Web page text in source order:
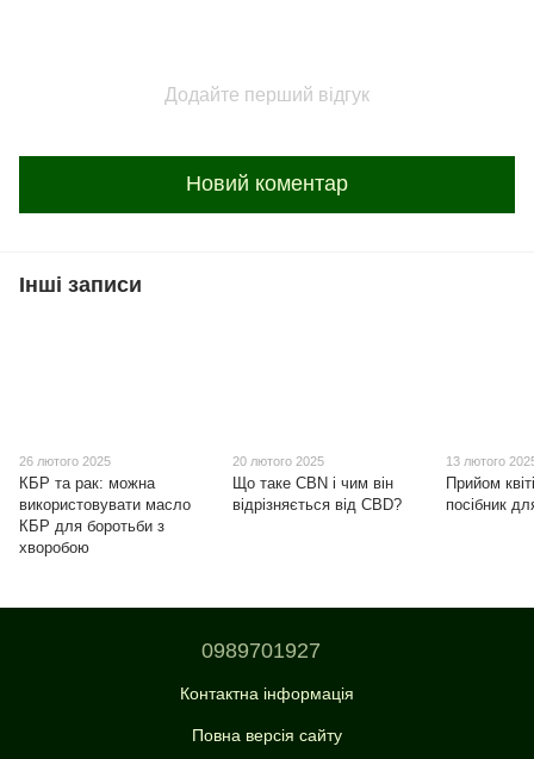
Додайте перший відгук
Новий коментар
Інші записи
26 лютого 2025
КБР та рак: можна
використовувати масло
КБР для боротьби з
хворобою
20 лютого 2025
Що таке CBN і чим він
відрізняється від CBD?
13 лютого
Прийом
посібник
0989701927
Контактна інформація
Повна версія сайту